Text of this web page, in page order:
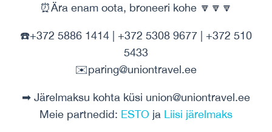
⏰Ära enam oota, broneeri kohe 🔽🔽🔽
☎️+372 5886 1414 | +372 5308 9677 | +372 510
5433
✉️paring@uniontravel.ee
➡ Järelmaksu kohta küsi union@uniontravel.ee
Meie partnedid: ESTO ja Liisi järelmaks